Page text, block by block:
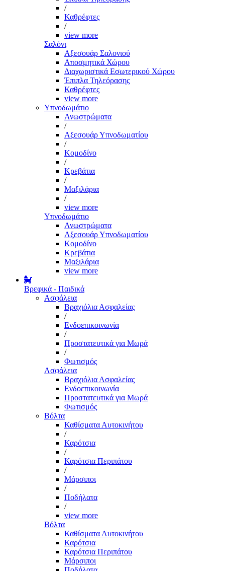
/
Καθρέφτες
/
view more
Σαλόνι
Αξεσουάρ Σαλονιού
Αποσμητικά Χώρου
Διαχωριστικά Εσωτερικού Χώρου
Έπιπλα Τηλεόρασης
Καθρέφτες
view more
Υπνοδωμάτιο
Ανωστρώματα
/
Αξεσουάρ Υπνοδωματίου
/
Κομοδίνο
/
Κρεβάτια
/
Μαξιλάρια
/
view more
Υπνοδωμάτιο
Ανωστρώματα
Αξεσουάρ Υπνοδωματίου
Κομοδίνο
Κρεβάτια
Μαξιλάρια
view more
Βρεφικά - Παιδικά
Ασφάλεια
Βραχιόλια Ασφαλείας
/
Ενδοεπικοινωνία
/
Προστατευτικά για Μωρά
/
Φωτισμός
Ασφάλεια
Βραχιόλια Ασφαλείας
Ενδοεπικοινωνία
Προστατευτικά για Μωρά
Φωτισμός
Βόλτα
Καθίσματα Αυτοκινήτου
/
Καρότσια
/
Καρότσια Περιπάτου
/
Μάρσιποι
/
Ποδήλατα
/
view more
Βόλτα
Καθίσματα Αυτοκινήτου
Καρότσια
Καρότσια Περιπάτου
Μάρσιποι